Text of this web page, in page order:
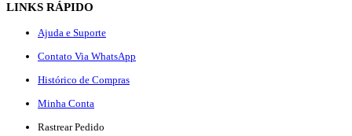
LINKS RÁPIDO
Ajuda e Suporte
Contato Via WhatsApp
Histórico de Compras
Minha Conta
Rastrear Pedido